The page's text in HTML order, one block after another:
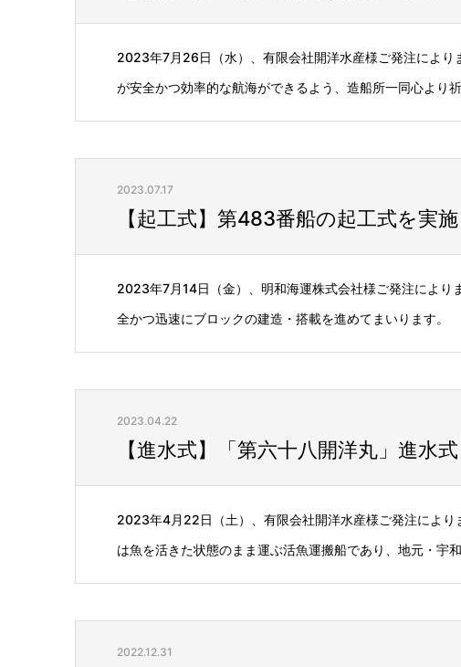
2023年7月26日（水）、有限会社開洋水産様ご発注によ
が安全かつ効率的な航海ができるよう、造船所一同心より
2023.07.17
【起工式】第483番船の起工式を実施
2023年7月14日（金）、明和海運株式会社様ご発注により
全かつ迅速にブロックの建造・搭載を進めてまいります。
2023.04.22
【進水式】「第六十八開洋丸」進水
2023年4月22日（土）、有限会社開洋水産様ご発注によ
は魚を活きた状態のまま運ぶ活魚運搬船であり、地元・宇
2022.12.31